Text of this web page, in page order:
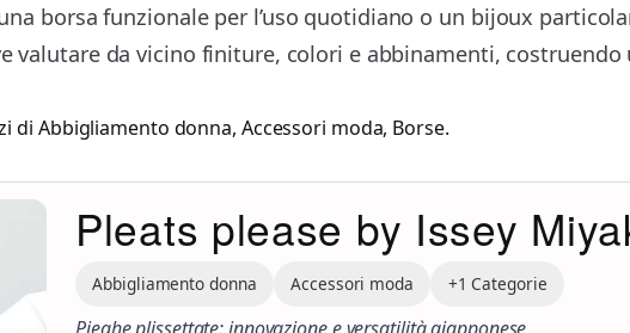
borsa funzionale per l’uso quotidiano o un bijoux
valutare da vicino finiture, colori e abbinamenti, costruendo
di Abbigliamento donna, Accessori moda, Borse.
Pleats please by Issey
Abbigliamento donna Accessori moda +1 Categorie